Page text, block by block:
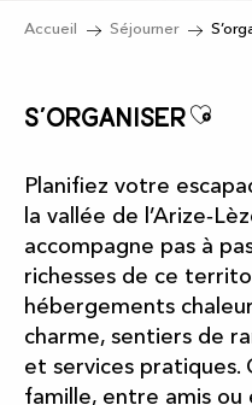
Accueil Séjourner
S’organiser
Planifiez votre
la vallée de
accompagne pas à
richesses de ce
hébergements
charme, sentiers de
et services pratiques.
famille, entre amis